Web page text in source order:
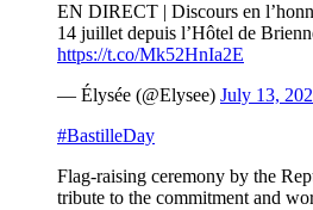
EN DIRECT | Discours en
14 juillet depuis l’Hôtel de
https://t.co/Mk52HnIa2E
— Élysée (@Elysee) July 13,
#BastilleDay
Flag-raising ceremony by the
tribute to the commitment and